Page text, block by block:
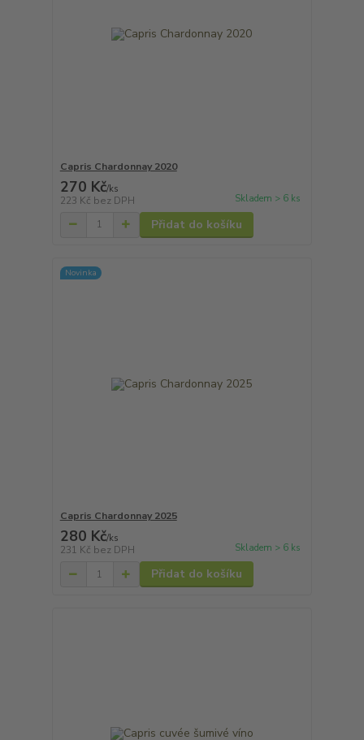
Capris Chardonnay 2020
270 Kč/ks
223 Kč bez DPH Skladem > 6 ks
Přidat do košíku
Novinka
Capris Chardonnay 2025
280 Kč/ks
231 Kč bez DPH Skladem > 6 ks
Přidat do košíku